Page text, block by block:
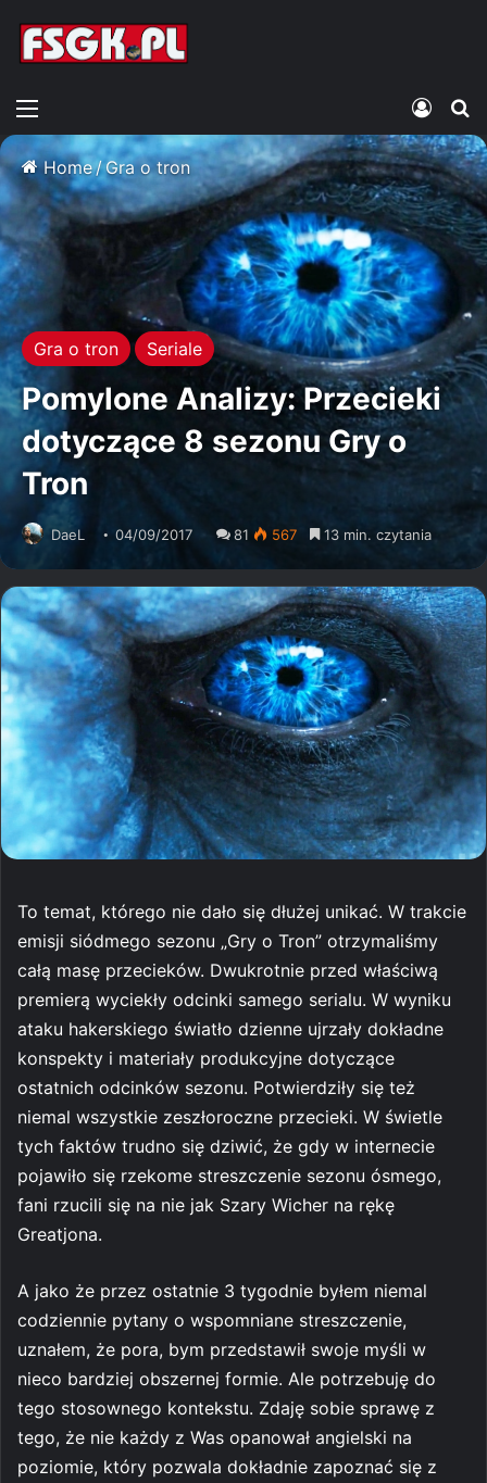
Home/Gra o tron
Gra o tron Seriale
Pomylone Analizy: Przecieki
dotyczące 8 sezonu Gry o
Tron
DaeL 04/09/2017 81 567 13 min. czytania
To temat, którego nie dało się dłużej unikać. W trakcie
emisji siódmego sezonu „Gry o Tron” otrzymaliśmy
całą masę przecieków. Dwukrotnie przed właściwą
premierą wyciekły odcinki samego serialu. W wyniku
ataku hakerskiego światło dzienne ujrzały dokładne
konspekty i materiały produkcyjne dotyczące
ostatnich odcinków sezonu. Potwierdziły się też
niemal wszystkie zeszłoroczne przecieki. W świetle
tych faktów trudno się dziwić, że gdy w internecie
pojawiło się rzekome streszczenie sezonu ósmego,
fani rzucili się na nie jak Szary Wicher na rękę
Greatjona.
A jako że przez ostatnie 3 tygodnie byłem niemal
codziennie pytany o wspomniane streszczenie,
uznałem, że pora, bym przedstawił swoje myśli w
nieco bardziej obszernej formie. Ale potrzebuję do
tego stosownego kontekstu. Zdaję sobie sprawę z
tego, że nie każdy z Was opanował angielski na
poziomie, który pozwala dokładnie zapoznać się z